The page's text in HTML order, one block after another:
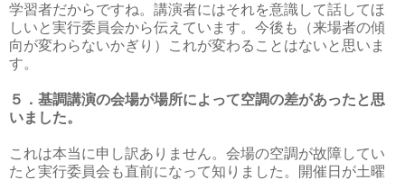
学習者だからですね。講演者にはそれを意識して話してほ
しいと実行委員会から伝えています。今後も（来場者の傾
向が変わらないかぎり）これが変わることはないと思いま
す。
５．基調講演の会場が場所によって空調の差があったと思
いました。
これは本当に申し訳ありません。会場の空調が故障してい
たと実行委員会も直前になって知りました。開催日が土曜